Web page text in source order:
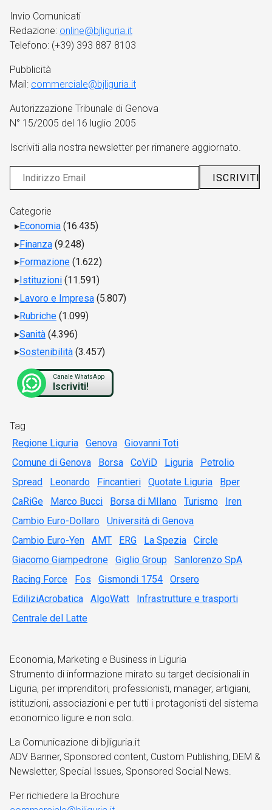
Invio Comunicati
Redazione: online@bjliguria.it
Telefono: (+39) 393 887 8103
Pubblicità
Mail: commerciale@bjliguria.it
Autorizzazione Tribunale di Genova
N° 15/2005 del 16 luglio 2005
Iscriviti alla nostra newsletter per rimanere aggiornato.
Categorie
Economia (16.435)
Finanza (9.248)
Formazione (1.622)
Istituzioni (11.591)
Lavoro e Impresa (5.807)
Rubriche (1.099)
Sanità (4.396)
Sostenibilità (3.457)
Canale WhatsApp
Iscriviti!
Tag
Regione Liguria
Genova
Giovanni Toti
Comune di Genova
Borsa CoViD Liguria
Petrolio
Spread
Leonardo Fincantieri Quotate Liguria
Bper
CaRiGe
Marco Bucci Borsa di MIlano Turismo
Iren
Cambio Euro-Dollaro
Università di Genova
Cambio Euro-Yen
AMT ERG La Spezia
Circle
Giacomo Giampedrone
Giglio Group
Sanlorenzo SpA
Racing Force
Fos Gismondi 1754
Orsero
EdiliziAcrobatica
AlgoWatt
Infrastrutture e trasporti
Centrale del Latte
Economia, Marketing e Business in Liguria
Strumento di informazione mirato su target decisionali in
Liguria, per imprenditori, professionisti, manager, artigiani,
istituzioni, associazioni e per tutti i protagonisti del sistema
economico ligure e non solo.
La Comunicazione di bjliguria.it
ADV Banner, Sponsored content, Custom Publishing, DEM &
Newsletter, Special Issues, Sponsored Social News.
Per richiedere la Brochure